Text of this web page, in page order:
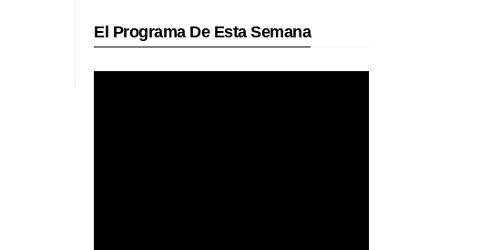
El Programa De Esta Semana